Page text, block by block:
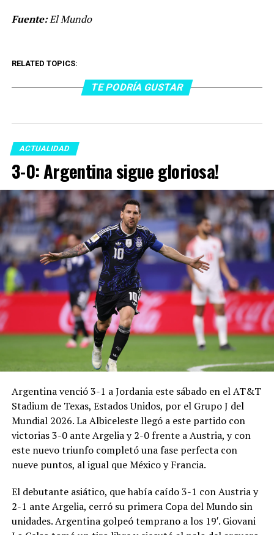
Fuente:El Mundo
RELATED TOPICS:
TE PODRÍA GUSTAR
ACTUALIDAD
3-0: Argentina sigue gloriosa!
Argentina venció 3-1 a Jordania este sábado en el AT&T
Stadium de Texas, Estados Unidos, por el Grupo J del
Mundial 2026. La Albiceleste llegó a este partido con
victorias 3-0 ante Argelia y 2-0 frente a Austria, y con
este nuevo triunfo completó una fase perfecta con
nueve puntos, al igual que México y Francia.
El debutante asiático, que había caído 3-1 con Austria y
2-1 ante Argelia, cerró su primera Copa del Mundo sin
unidades. Argentina golpeó temprano a los 19′. Giovani